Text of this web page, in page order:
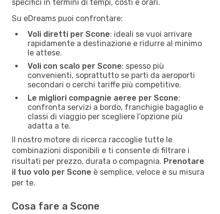
specifici in termini di tempi, costi e orari.
Su eDreams puoi confrontare:
Voli diretti per Scone: ideali se vuoi arrivare
rapidamente a destinazione e ridurre al minimo
le attese.
Voli con scalo per Scone: spesso più
convenienti, soprattutto se parti da aeroporti
secondari o cerchi tariffe più competitive.
Le migliori compagnie aeree per Scone:
confronta servizi a bordo, franchigie bagaglio e
classi di viaggio per scegliere l’opzione più
adatta a te.
Il nostro motore di ricerca raccoglie tutte le
combinazioni disponibili e ti consente di filtrare i
risultati per prezzo, durata o compagnia. Prenotare
il tuo volo per Scone è semplice, veloce e su misura
per te.
Cosa fare a Scone